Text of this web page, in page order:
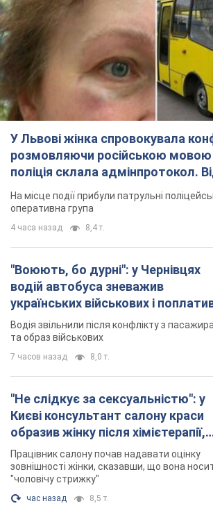
У Львові жінка спровокувала
розмовляючи російською мовою
поліція склала адмінпротокол.
На місце події прибули патрульні
оперативна група
4 часа назад 8,4 т.
"Воюють, бо дурні": у Чернівцях
водій автобуса зневажив
українських військових і
Відео
Водія звільнили після конфлікту з
та образ військових
7 часов назад 8,0 т.
"Не слідкує за сексуальністю": у
Києві консультант салону краси
образив жінку після хімієтерапії,
розгорівся скандал. Фото
Працівник салону почав надавати оцінку
зовнішності жінки, сказавши, що вона
"чоловічу стрижку"
час назад 8,5 т.